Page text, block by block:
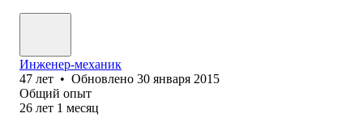
Инженер-механик
47 лет • Обновлено 30 января 2015
Общий опыт
26 лет 1 месяц